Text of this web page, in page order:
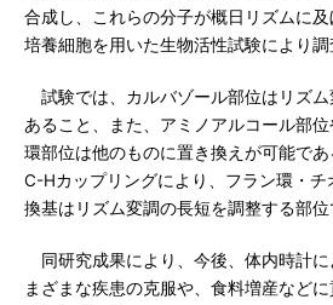
合成し、これらの分子が概日リズムに
培養細胞を用いた生物活性試験により調
試験では、カルバゾール部位はリズ
あること、また、アミノアルコール部
環部位は他のものに置き換えが可能であ
C-Hカップリングにより、フラン環・
換基はリズム変調の長短を調整する部位
同研究成果により、今後、体内時計に
まざまな疾患の克服や、食料増産など